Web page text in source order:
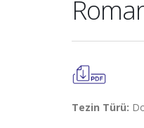
Tezin Türü: